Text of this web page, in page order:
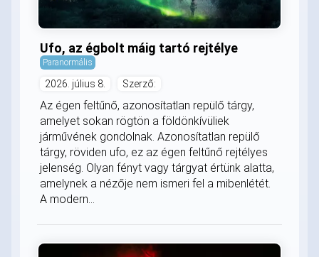
Ufo, az égbolt máig tartó rejtélye
Paranormális
2026. július 8. Szerző:
Az égen feltűnő, azonosítatlan repülő tárgy,
amelyet sokan rögtön a földönkívüliek
járművének gondolnak. Azonosítatlan repülő
tárgy, röviden ufo, ez az égen feltűnő rejtélyes
jelenség. Olyan fényt vagy tárgyat értünk alatta,
amelynek a nézője nem ismeri fel a mibenlétét.
A modern...